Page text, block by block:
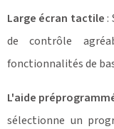
Large écran tactile :
de contrôle
fonctionnalités de
L'aide
sélectionne un